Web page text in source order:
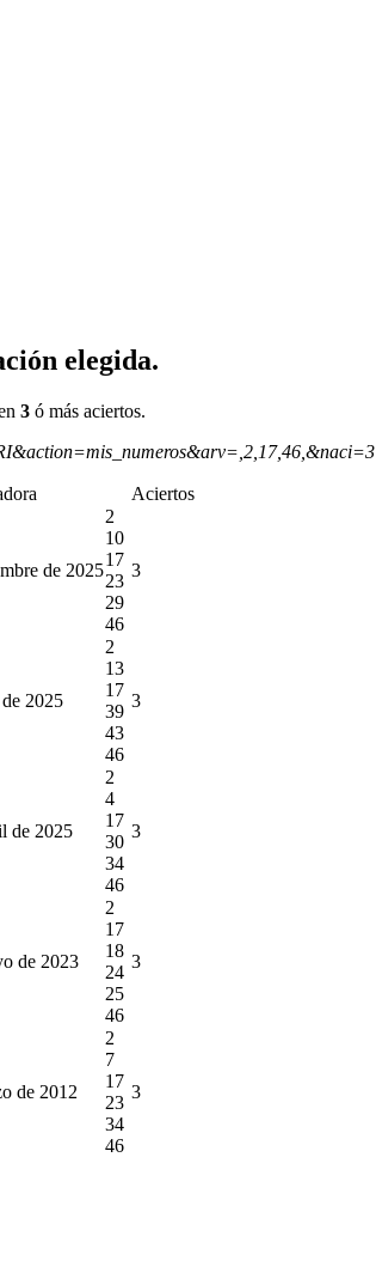
elegida.
3 ó más aciertos.
Aciertos
de 2025
2
10
17
23
29
46
3
2025
2
13
17
39
43
46
3
de 2025
2
4
17
30
34
46
3
de 2023
2
17
18
24
25
46
3
de 2012
2
7
17
23
34
46
3